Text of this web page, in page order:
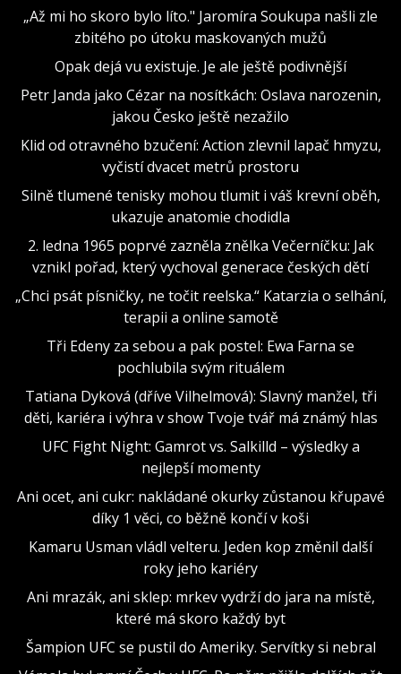
„Až mi ho skoro bylo líto." Jaromíra Soukupa našli zle
zbitého po útoku maskovaných mužů
Opak dejá vu existuje. Je ale ještě podivnější
Petr Janda jako Cézar na nosítkách: Oslava narozenin,
jakou Česko ještě nezažilo
Klid od otravného bzučení: Action zlevnil lapač hmyzu,
vyčistí dvacet metrů prostoru
Silně tlumené tenisky mohou tlumit i váš krevní oběh,
ukazuje anatomie chodidla
2. ledna 1965 poprvé zazněla znělka Večerníčku: Jak
vznikl pořad, který vychoval generace českých dětí
„Chci psát písničky, ne točit reelska.“ Katarzia o selhání,
terapii a online samotě
Tři Edeny za sebou a pak postel: Ewa Farna se
pochlubila svým rituálem
Tatiana Dyková (dříve Vilhelmová): Slavný manžel, tři
děti, kariéra i výhra v show Tvoje tvář má známý hlas
UFC Fight Night: Gamrot vs. Salkilld – výsledky a
nejlepší momenty
Ani ocet, ani cukr: nakládané okurky zůstanou křupavé
díky 1 věci, co běžně končí v koši
Kamaru Usman vládl velteru. Jeden kop změnil další
roky jeho kariéry
Ani mrazák, ani sklep: mrkev vydrží do jara na místě,
které má skoro každý byt
Šampion UFC se pustil do Ameriky. Servítky si nebral